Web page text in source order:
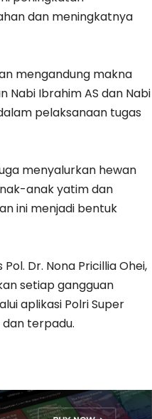
dan meningkatnya
mengandung makna
Nabi Ibrahim AS dan Nabi
pelaksanaan tugas
menyalurkan hewan
anak yatim dan
ini menjadi bentuk
Dr. Nona Pricillia Ohei,
setiap gangguan
aplikasi Polri Super
terpadu.